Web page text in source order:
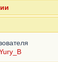
);